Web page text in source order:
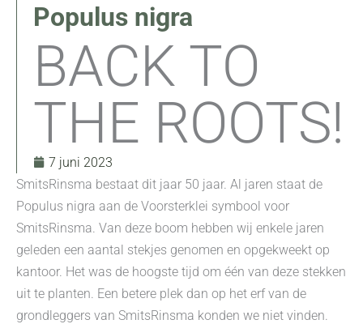
Populus nigra
BACK TO
THE ROOTS!
7 juni 2023
SmitsRinsma bestaat dit jaar 50 jaar. Al jaren staat de
Populus nigra aan de Voorsterklei symbool voor
SmitsRinsma. Van deze boom hebben wij enkele jaren
geleden een aantal stekjes genomen en opgekweekt op
kantoor. Het was de hoogste tijd om één van deze stekken
uit te planten. Een betere plek dan op het erf van de
grondleggers van SmitsRinsma konden we niet vinden.